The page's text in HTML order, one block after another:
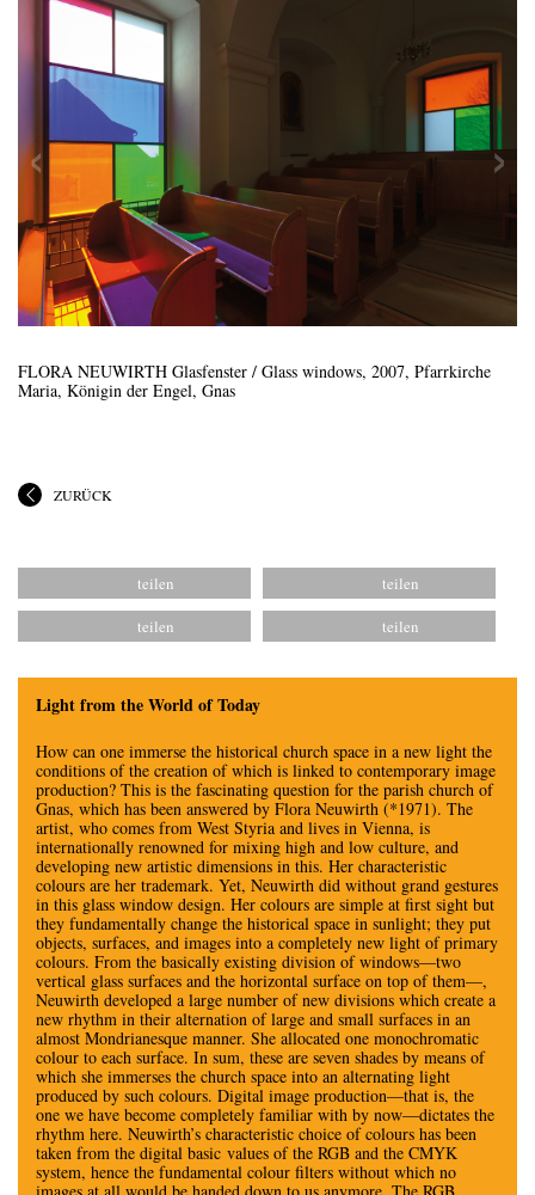
FLORA NEUWIRTH Glasfenster / Glass windows, 2007, Pfarrkirche
Maria, Königin der Engel, Gnas
ZURÜCK
Light from the World of Today
How can one immerse the historical church space in a new light the
conditions of the creation of which is linked to contemporary image
production? This is the fascinating question for the parish church of
Gnas, which has been answered by Flora Neuwirth (*1971). The
artist, who comes from West Styria and lives in Vienna, is
internationally renowned for mixing high and low culture, and
developing new artistic dimensions in this. Her characteristic
colours are her trademark. Yet, Neuwirth did without grand gestures
in this glass window design. Her colours are simple at first sight but
they fundamentally change the historical space in sunlight; they put
objects, surfaces, and images into a completely new light of primary
colours. From the basically existing division of windows—two
vertical glass surfaces and the horizontal surface on top of them—,
Neuwirth developed a large number of new divisions which create a
new rhythm in their alternation of large and small surfaces in an
almost Mondrianesque manner. She allocated one monochromatic
colour to each surface. In sum, these are seven shades by means of
which she immerses the church space into an alternating light
produced by such colours. Digital image production—that is, the
one we have become completely familiar with by now—dictates the
rhythm here. Neuwirth’s characteristic choice of colours has been
taken from the digital basic values of the RGB and the CMYK
system, hence the fundamental colour filters without which no